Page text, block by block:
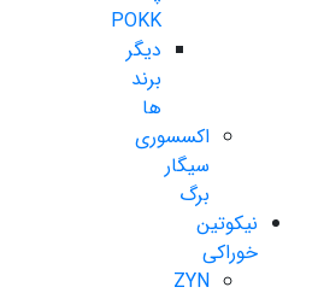
POKK
دیگر
برند
ها
اکسسوری
سیگار
برگ
نیکوتین
خوراکی
ZYN